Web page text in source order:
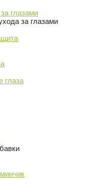
глазами
за глазами
глаза